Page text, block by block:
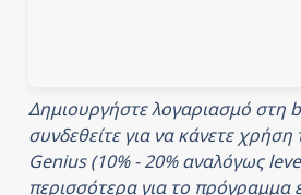
Δημιουργήστε λογαριασμό στη
συνδεθείτε για να κάνετε
Genius (10% - 20% αναλόγως